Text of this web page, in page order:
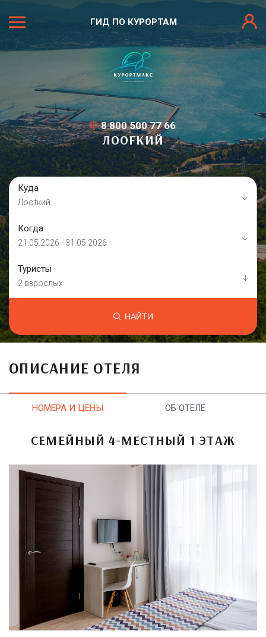
ГИД ПО КУРОРТАМ
8 800 500 77 66
ЛООFКИЙ
Куда
Лооfкий
Когда
21.05.2026 - 31.05.2026
Туристы
2 взрослых
НАЙТИ
ОПИСАНИЕ ОТЕЛЯ
НОМЕРА И ЦЕНЫ ОБ ОТЕЛЕ
СЕМЕЙНЫЙ 4-МЕСТНЫЙ 1 ЭТАЖ